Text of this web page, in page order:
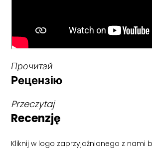
Прочитай
Рецензію
Przeczytaj
Recenzję
Kliknij w logo zaprzyjaźnionego z nami